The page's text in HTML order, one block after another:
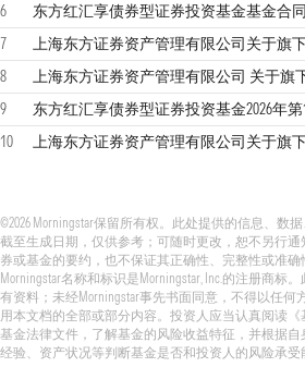
6
7
8
9
10
©2026 Morningstar保留所有权。此处提供的信息、数
截至生成日期，仅供参考；可随时更改，恕不另行
券或基金的要约，也不保证其正确性、完整性或准确
Morningstar名称和标识是Morningstar, Inc.的注册商标
有资料；未经Morningstar事先书面同意，不得以任
用本文档的全部或部分内容。投资人应当认真阅读
基金法律文件，了解基金的风险收益特征，并根据
经验、资产状况等判断基金是否和投资人的风险承受